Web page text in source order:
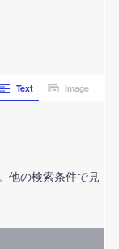
Text Image
他の検索条件で見